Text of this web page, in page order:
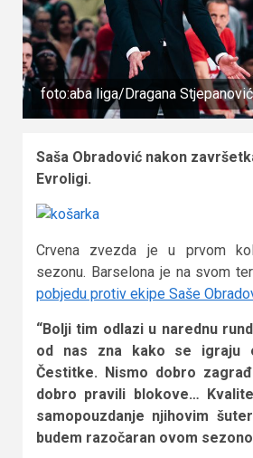
foto:aba liga/Dragana Stjepanović
Saša Obradović nakon
Evroligi.
Crvena zvezda je u prvom
sezonu. Barselona je na svom
pobjedu protiv ekipe Saše
“Bolji tim odlazi u narednu
od nas zna kako se igraju
Čestitke. Nismo dobro
dobro pravili blokove…
samopouzdanje njihovim
budem razočaran ovom